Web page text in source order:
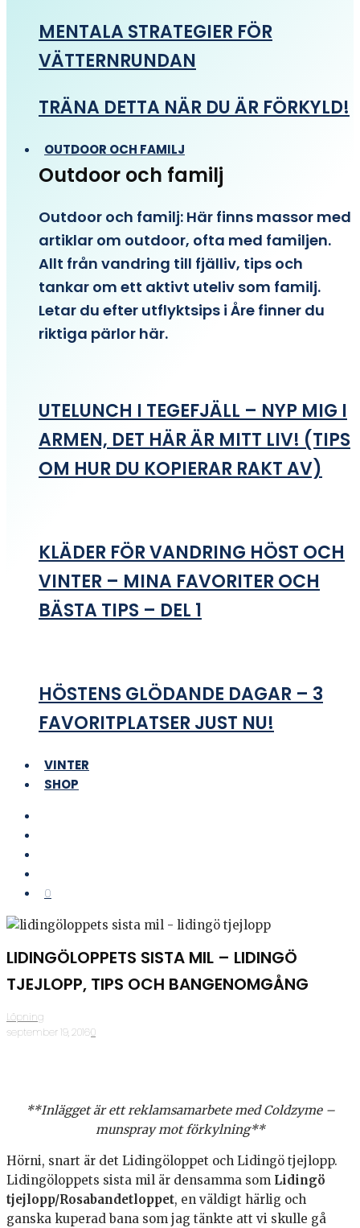
MENTALA STRATEGIER FÖR
VÄTTERNRUNDAN
TRÄNA DETTA NÄR DU ÄR FÖRKYLD!
OUTDOOR OCH FAMILJ
Outdoor och familj
Outdoor och familj: Här finns massor med
artiklar om outdoor, ofta med familjen.
Allt från vandring till fjälliv, tips och
tankar om ett aktivt uteliv som familj.
Letar du efter utflyktsips i Åre finner du
riktiga pärlor här.
UTELUNCH I TEGEFJÄLL – NYP MIG I
ARMEN, DET HÄR ÄR MITT LIV! (TIPS
OM HUR DU KOPIERAR RAKT AV)
KLÄDER FÖR VANDRING HÖST OCH
VINTER – MINA FAVORITER OCH
BÄSTA TIPS – DEL 1
HÖSTENS GLÖDANDE DAGAR – 3
FAVORITPLATSER JUST NU!
VINTER
SHOP
0
LIDINGÖLOPPETS SISTA MIL – LIDINGÖ
TJEJLOPP, TIPS OCH BANGENOMGÅNG
Löpning
·september 19, 2016·0
**Inlägget är ett reklamsamarbete med Coldzyme –
munspray mot förkylning**
Hörni, snart är det Lidingöloppet och Lidingö tjejlopp.
Lidingöloppets sista mil är densamma som Lidingö
tjejlopp/Rosabandetloppet, en väldigt härlig och
ganska kuperad bana som jag tänkte att vi skulle gå